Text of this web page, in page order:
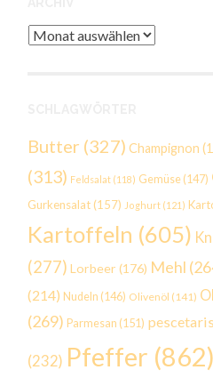
Archiv
Butter (327) Champignon
(313) Feldsalat (118) Gemüse (147)
Gurkensalat (157) Joghurt (121)
Kartoffeln (605)
(277) Lorbeer (176) Mehl
(214) Nudeln (146) Olivenöl (141)
(269) Parmesan (151)
(232) Pfeffer (862)